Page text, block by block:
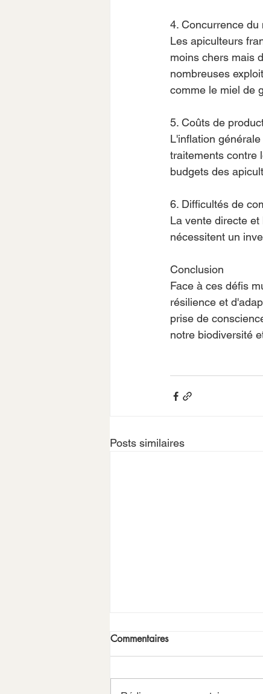
4. Concurrence du
Les apiculteurs
moins chers mais
nombreuses
comme le miel de
5. Coûts de
L'inflation
traitements contre
budgets des
6. Difficultés de
La vente directe
nécessitent un
Conclusion
Face à ces défis
résilience et
prise de
notre biodiversité
Posts similaires
Commentaires